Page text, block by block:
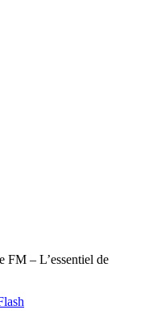
FM – L’essentiel de